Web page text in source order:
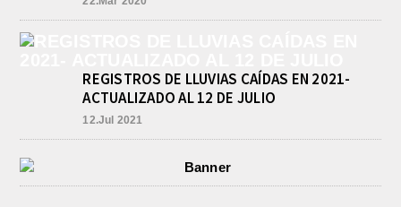
REGISTROS DE LLUVIAS CAÍDAS EN 2021-
ACTUALIZADO AL 12 DE JULIO
12.Jul 2021